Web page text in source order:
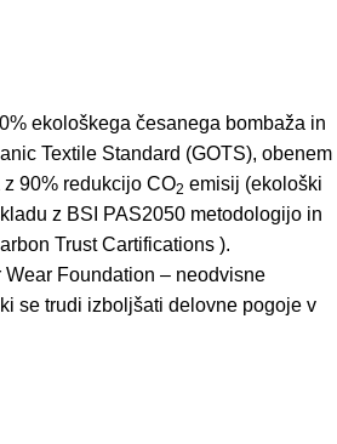
ekološkega česanega bombaža in
Textile Standard (GOTS), obenem
z 90% redukcijo CO2 emisij (ekološki
z BSI PAS2050 metodologijo in
Trust Cartifications ).
Foundation – neodvisne
se trudi izboljšati delovne pogoje v